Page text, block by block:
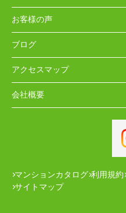
お客様の声
ブログ
アクセスマップ
会社概要
マンションカタログ 利用規約
サイトマップ